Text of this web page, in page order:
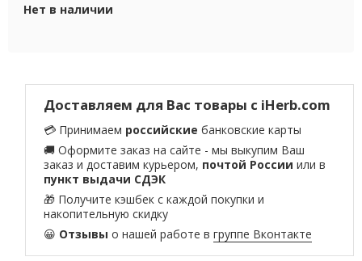
Нет в наличии
Доставляем для Вас товары с iHerb.com
💳 Принимаем российские банковские карты
🚚 Оформите заказ на сайте - мы выкупим Ваш
заказ и доставим курьером, почтой России или в
пункт выдачи СДЭК
🎁 Получите кэшбек с каждой покупки и
накопительную скидку
😀 Отзывы о нашей работе вгруппе Вконтакте